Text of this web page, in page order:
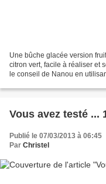
Une bûche glacée version
citron vert, facile à réaliser et
le conseil de Nanou en
Vous avez testé ...
Publié le 07/03/2013 à 06:45
Par Christel